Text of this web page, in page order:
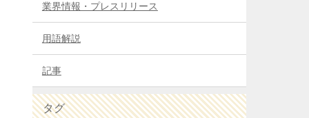
業界情報・プレスリリース
用語解説
記事
タグ